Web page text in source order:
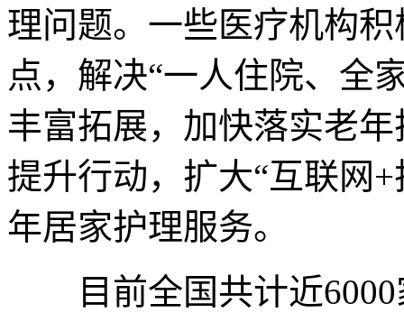
理问题。一些医疗机构
点，解决“一人住院、全
丰富拓展，加快落实老
提升行动，扩大“互联网
年居家护理服务。
目前全国共计近6000